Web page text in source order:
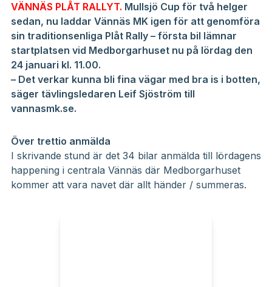
VÄNNÄS PLÅT RALLYT. Mullsjö Cup för två helger
sedan, nu laddar Vännäs MK igen för att genomföra
sin traditionsenliga Plåt Rally – första bil lämnar
startplatsen vid Medborgarhuset nu på lördag den
24 januari kl. 11.00.
– Det verkar kunna bli fina vägar med bra is i botten,
säger tävlingsledaren Leif Sjöström till
vannasmk.se.
Över trettio anmälda
I skrivande stund är det 34 bilar anmälda till lördagens
happening i centrala Vännäs där Medborgarhuset
kommer att vara navet där allt händer / summeras.